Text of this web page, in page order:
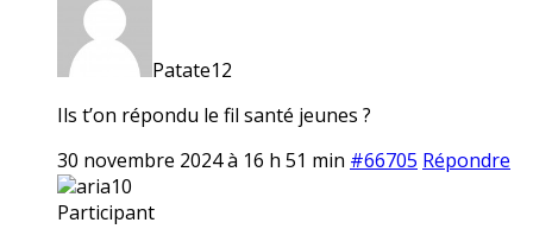
Patate12
Ils t’on répondu le fil santé jeunes ?
30 novembre 2024 à 16 h 51 min #66705 Répondre
aria10
Participant